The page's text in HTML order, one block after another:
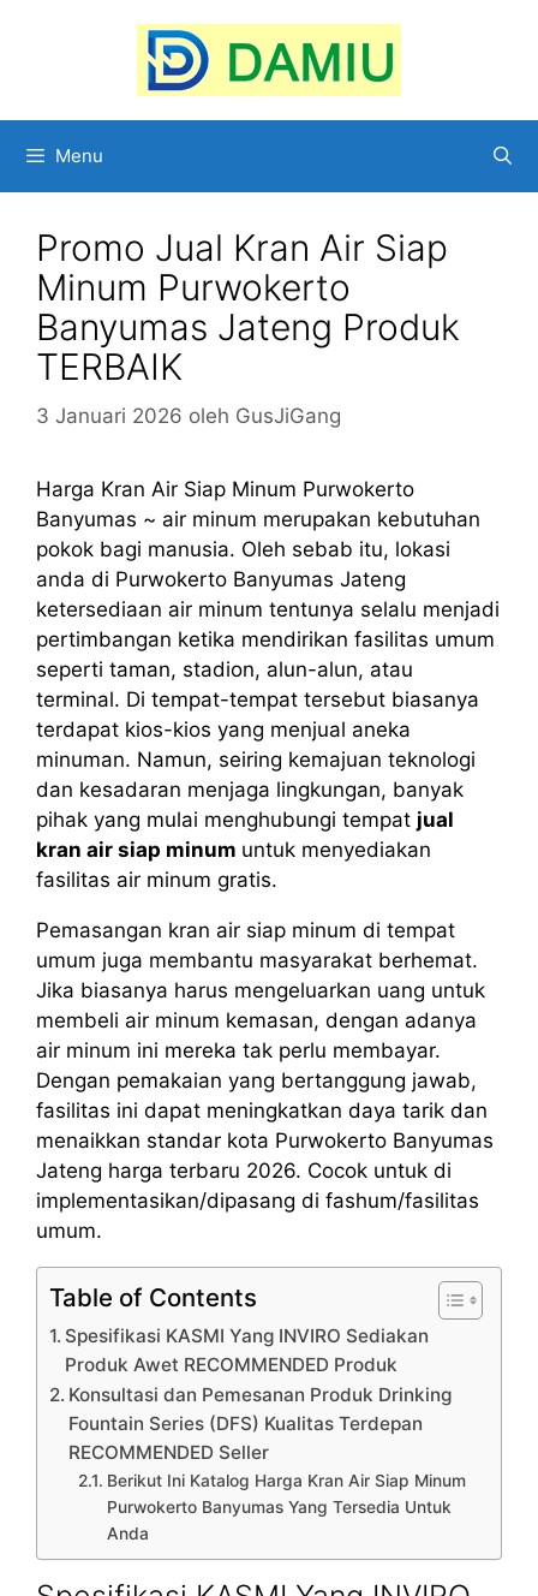
Menu
Promo Jual Kran Air Siap
Minum Purwokerto
Banyumas Jateng Produk
TERBAIK
3 Januari 2026 oleh GusJiGang
Harga Kran Air Siap Minum Purwokerto
Banyumas ~ air minum merupakan kebutuhan
pokok bagi manusia. Oleh sebab itu, lokasi
anda di Purwokerto Banyumas Jateng
ketersediaan air minum tentunya selalu menjadi
pertimbangan ketika mendirikan fasilitas umum
seperti taman, stadion, alun-alun, atau
terminal. Di tempat-tempat tersebut biasanya
terdapat kios-kios yang menjual aneka
minuman. Namun, seiring kemajuan teknologi
dan kesadaran menjaga lingkungan, banyak
pihak yang mulai menghubungi tempat jual
kran air siap minum untuk menyediakan
fasilitas air minum gratis.
Pemasangan kran air siap minum di tempat
umum juga membantu masyarakat berhemat.
Jika biasanya harus mengeluarkan uang untuk
membeli air minum kemasan, dengan adanya
air minum ini mereka tak perlu membayar.
Dengan pemakaian yang bertanggung jawab,
fasilitas ini dapat meningkatkan daya tarik dan
menaikkan standar kota Purwokerto Banyumas
Jateng harga terbaru 2026. Cocok untuk di
implementasikan/dipasang di fashum/fasilitas
umum.
Table of Contents
Spesifikasi KASMI Yang INVIRO Sediakan
Produk Awet RECOMMENDED Produk
Konsultasi dan Pemesanan Produk Drinking
Fountain Series (DFS) Kualitas Terdepan
RECOMMENDED Seller
Berikut Ini Katalog Harga Kran Air Siap Minum
Purwokerto Banyumas Yang Tersedia Untuk
Anda